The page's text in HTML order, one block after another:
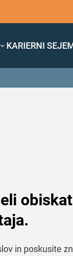
KARIERNI
in poskusite